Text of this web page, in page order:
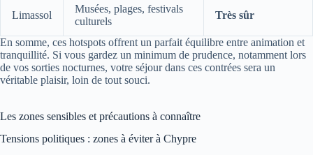
Limassol
Musées, plages, festivals
culturels
Très sûr
En somme, ces hotspots offrent un parfait équilibre entre animation et
tranquillité. Si vous gardez un minimum de prudence, notamment lors
de vos sorties nocturnes, votre séjour dans ces contrées sera un
véritable plaisir, loin de tout souci.
Les zones sensibles et précautions à connaître
Tensions politiques : zones à éviter à Chypre